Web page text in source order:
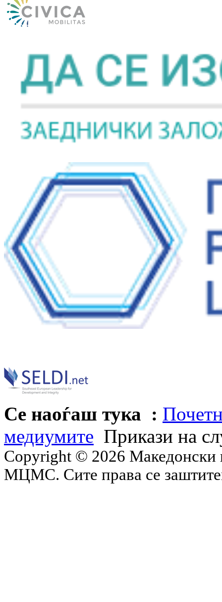
Се наоѓаш тука :
медиумите Прикази на
Copyright © 2026 Македонски
МЦМС. Сите права се